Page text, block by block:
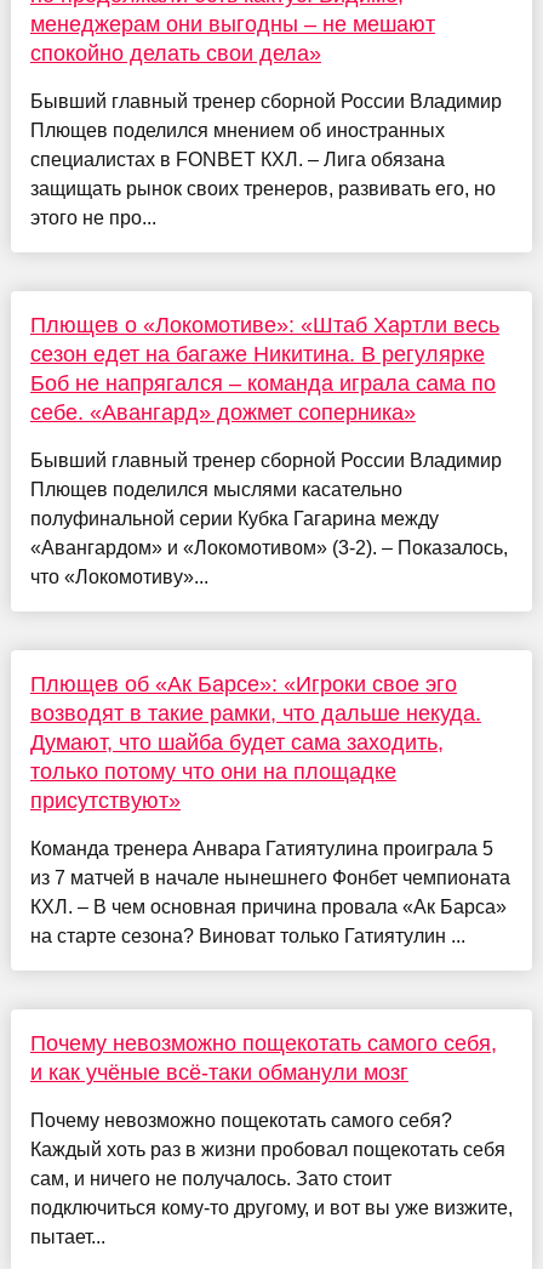
менеджерам они выгодны – не мешают
спокойно делать свои дела»
Бывший главный тренер сборной России Владимир
Плющев поделился мнением об иностранных
специалистах в FONBET КХЛ. – Лига обязана
защищать рынок своих тренеров, развивать его, но
этого не про...
Плющев о «Локомотиве»: «Штаб Хартли весь
сезон едет на багаже Никитина. В регулярке
Боб не напрягался – команда играла сама по
себе. «Авангард» дожмет соперника»
Бывший главный тренер сборной России Владимир
Плющев поделился мыслями касательно
полуфинальной серии Кубка Гагарина между
«Авангардом» и «Локомотивом» (3-2). – Показалось,
что «Локомотиву»...
Плющев об «Ак Барсе»: «Игроки свое эго
возводят в такие рамки, что дальше некуда.
Думают, что шайба будет сама заходить,
только потому что они на площадке
присутствуют»
Команда тренера Анвара Гатиятулина проиграла 5
из 7 матчей в начале нынешнего Фонбет чемпионата
КХЛ. – В чем основная причина провала «Ак Барса»
на старте сезона? Виноват только Гатиятулин ...
Почему невозможно пощекотать самого себя,
и как учёные всё-таки обманули мозг
Почему невозможно пощекотать самого себя?
Каждый хоть раз в жизни пробовал пощекотать себя
сам, и ничего не получалось. Зато стоит
подключиться кому-то другому, и вот вы уже визжите,
пытает...